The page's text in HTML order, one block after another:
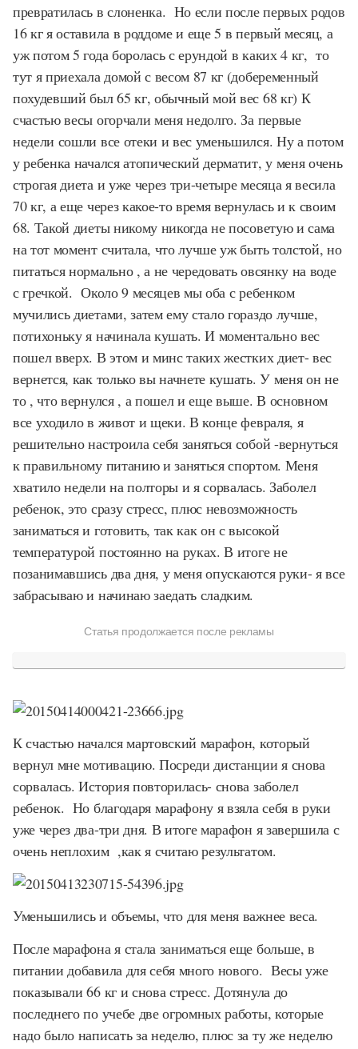
превратилась в слоненка. Но если после первых родов
16 кг я оставила в роддоме и еще 5 в первый месяц, а
уж потом 5 года боролась с ерундой в каких 4 кг, то
тут я приехала домой с весом 87 кг (добеременный
похудевший был 65 кг, обычный мой вес 68 кг) К
счастью весы огорчали меня недолго. За первые
недели сошли все отеки и вес уменьшился. Ну а потом
у ребенка начался атопический дерматит, у меня очень
строгая диета и уже через три-четыре месяца я весила
70 кг, а еще через какое-то время вернулась и к своим
68. Такой диеты никому никогда не посоветую и сама
на тот момент считала, что лучше уж быть толстой, но
питаться нормально , а не чередовать овсянку на воде
с гречкой. Около 9 месяцев мы оба с ребенком
мучились диетами, затем ему стало гораздо лучше,
потихоньку я начинала кушать. И моментально вес
пошел вверх. В этом и минс таких жестких диет- вес
вернется, как только вы начнете кушать. У меня он не
то , что вернулся , а пошел и еще выше. В основном
все уходило в живот и щеки. В конце февраля, я
решительно настроила себя заняться собой -вернуться
к правильному питанию и заняться спортом. Меня
хватило недели на полторы и я сорвалась. Заболел
ребенок, это сразу стресс, плюс невозможность
заниматься и готовить, так как он с высокой
температурой постоянно на руках. В итоге не
позанимавшись два дня, у меня опускаются руки- я все
забрасываю и начинаю заедать сладким.
Статья продолжается после рекламы
К счастью начался мартовский марафон, который
вернул мне мотивацию. Посреди дистанции я снова
сорвалась. История повторилась- снова заболел
ребенок. Но благодаря марафону я взяла себя в руки
уже через два-три дня. В итоге марафон я завершила с
очень неплохим ,как я считаю результатом.
Уменьшились и объемы, что для меня важнее веса.
После марафона я стала заниматься еще больше, в
питании добавила для себя много нового. Весы уже
показывали 66 кг и снова стресс. Дотянула до
последнего по учебе две огромных работы, которые
надо было написать за неделю, плюс за ту же неделю